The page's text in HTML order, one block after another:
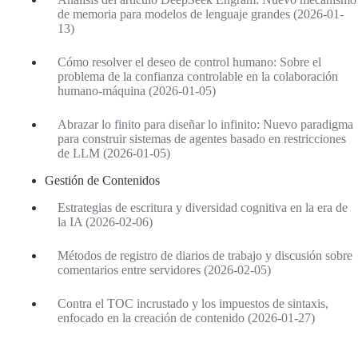
de memoria para modelos de lenguaje grandes (2026-01-
13)
Cómo resolver el deseo de control humano: Sobre el
problema de la confianza controlable en la colaboración
humano-máquina (2026-01-05)
Abrazar lo finito para diseñar lo infinito: Nuevo paradigma
para construir sistemas de agentes basado en restricciones
de LLM (2026-01-05)
Gestión de Contenidos
Estrategias de escritura y diversidad cognitiva en la era de
la IA (2026-02-06)
Métodos de registro de diarios de trabajo y discusión sobre
comentarios entre servidores (2026-02-05)
Contra el TOC incrustado y los impuestos de sintaxis,
enfocado en la creación de contenido (2026-01-27)